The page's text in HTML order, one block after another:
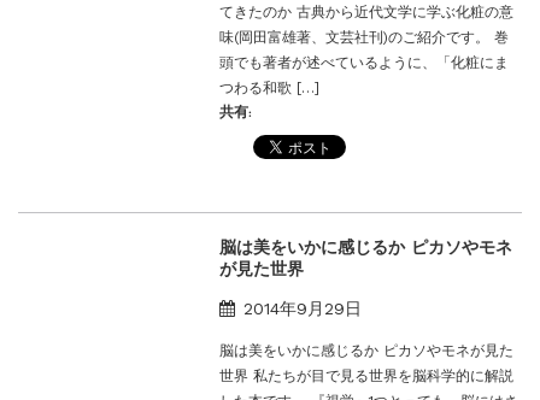
一部ヘアカラーチャートのお値引きを行いま...
てきたのか 古典から近代文学に学ぶ化粧の意
味(岡田富雄著、文芸社刊)のご紹介です。 巻
頭でも著者が述べているように、「化粧にま
つわる和歌 […]
共有:
脳は美をいかに感じるか ピカソやモネ
が見た世界
2014年9月29日
脳は美をいかに感じるか ピカソやモネが見た
世界 私たちが目で見る世界を脳科学的に解説